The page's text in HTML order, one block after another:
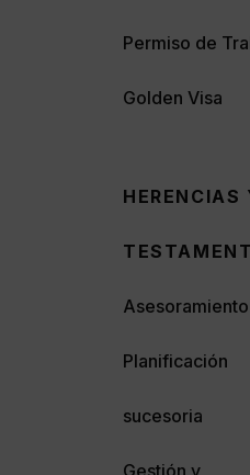
Permiso de
Golden Visa
HERENCIAS
Planificación
sucesoria
Gestión y